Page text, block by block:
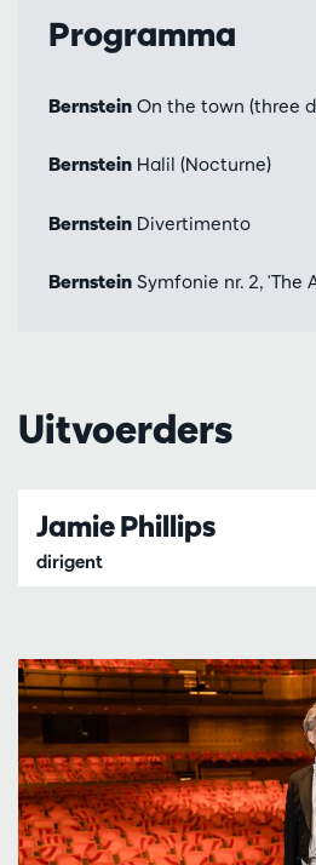
Programma
Bernstein On the town (three
Bernstein Halil (Nocturne)
Bernstein Divertimento
Bernstein Symfonie nr. 2, 'The
Uitvoerders
Jamie Phillips
dirigent